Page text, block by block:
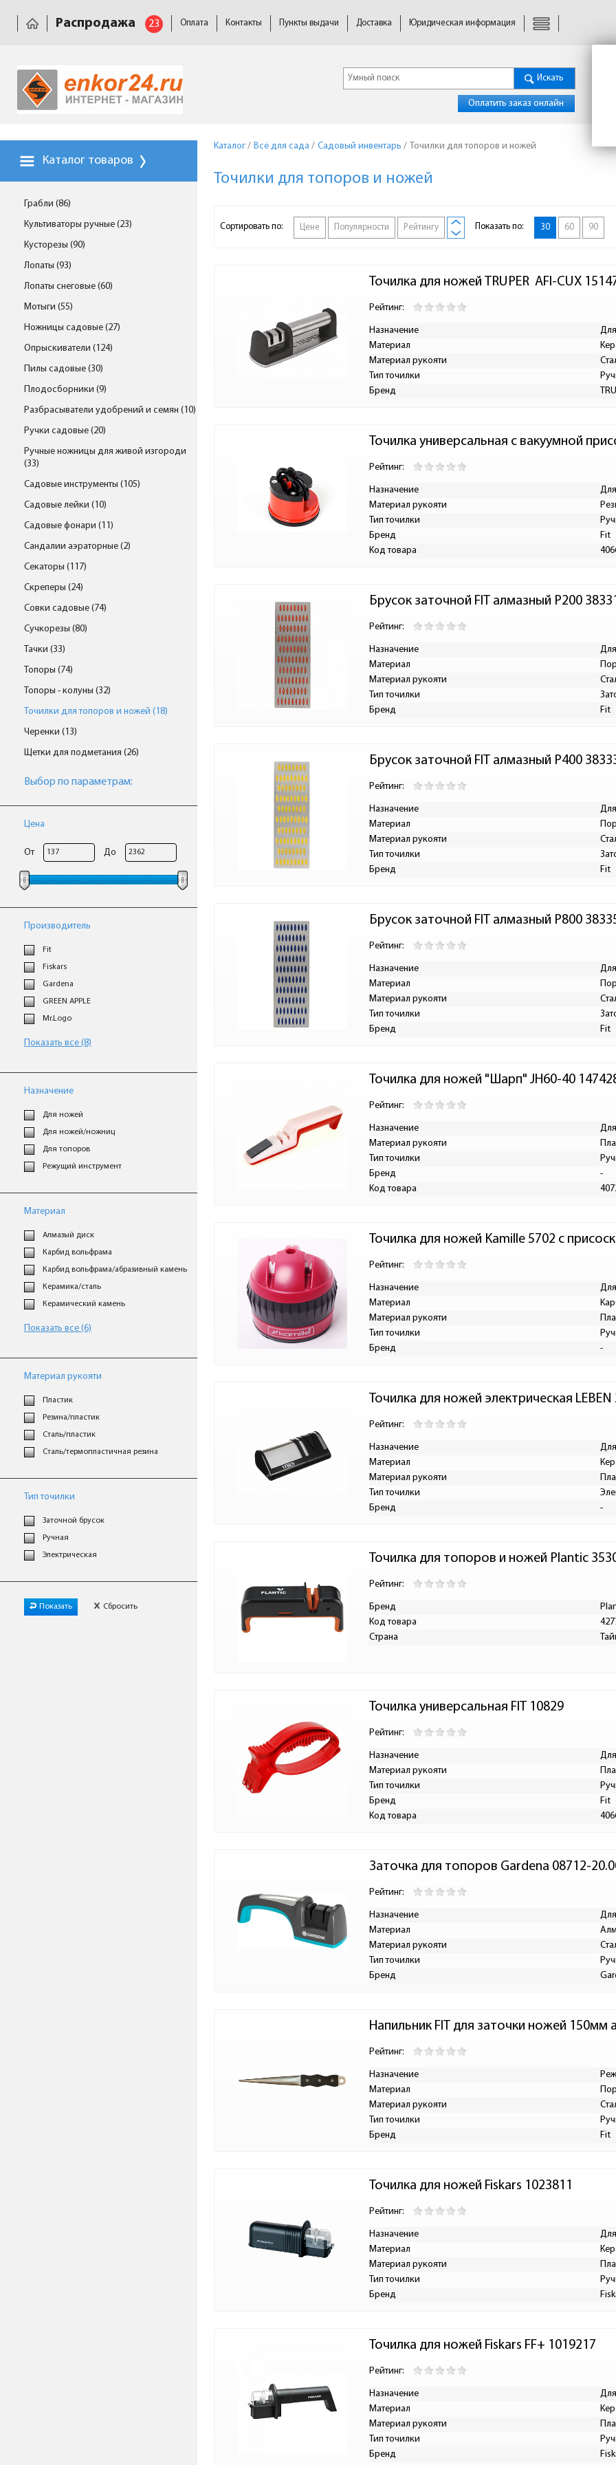
Распродажа 23 Оплата Контакты Пункты выдачи Доставка Юридическая информация
Искать
Оплатить заказ онлайн
Каталог товаров
Грабли (86)
Культиваторы ручные (23)
Кусторезы (90)
Лопаты (93)
Лопаты снеговые (60)
Мотыги (55)
Ножницы садовые (27)
Опрыскиватели (124)
Пилы садовые (30)
Плодосборники (9)
Разбрасыватели удобрений и семян (10)
Ручки садовые (20)
Ручные ножницы для живой изгороди
(33)
Садовые инструменты (105)
Садовые лейки (10)
Садовые фонари (11)
Сандалии аэраторные (2)
Секаторы (117)
Скреперы (24)
Совки садовые (74)
Сучкорезы (80)
Тачки (33)
Топоры (74)
Топоры - колуны (32)
Точилки для топоров и ножей (18)
Черенки (13)
Щетки для подметания (26)
Выбор по параметрам:
Цена
От До
Производитель
Fit
Fiskars
Gardena
GREEN APPLE
Mr.Logo
Показать все (8)
Назначение
Для ножей
Для ножей/ножниц
Для топоров
Режущий инструмент
Материал
Алмазый диск
Карбид вольфрама
Карбид вольфрама/абразивный камень
Керамика/сталь
Керамический камень
Показать все (6)
Материал рукояти
Пластик
Резина/пластик
Сталь/пластик
Сталь/термопластичная резина
Тип точилки
Заточной брусок
Ручная
Электрическая
Показать Сбросить
Каталог / Всё для сада / Садовый инвентарь / Точилки для топоров и ножей
Точилки для топоров и ножей
Сортировать по: Цене Популярности Рейтингу Показать по: 30 60 90
Точилка для ножей TRUPER  AFI-CUX
Рейтинг:
Назначение
Материал
Материал рукояти
Тип точилки
Бренд
Точилка универсальная с вакуумной
Рейтинг:
Назначение
Материал рукояти
Тип точилки
Бренд
Fit
Код товара
Брусок заточной FIT алмазный Р200
Рейтинг:
Назначение
Материал
Материал рукояти
Тип точилки
Бренд
Fit
Брусок заточной FIT алмазный Р400
Рейтинг:
Назначение
Материал
Материал рукояти
Тип точилки
Бренд
Fit
Брусок заточной FIT алмазный Р800
Рейтинг:
Назначение
Материал
Материал рукояти
Тип точилки
Бренд
Fit
Точилка для ножей "Шарп" JH60-40
Рейтинг:
Назначение
Материал рукояти
Тип точилки
Бренд
-
Код товара
Точилка для ножей Kamille 5702 с
Рейтинг:
Назначение
Материал
Материал рукояти
Тип точилки
Бренд
-
Точилка для ножей электрическая
Рейтинг:
Назначение
Материал
Материал рукояти
Тип точилки
Бренд
-
Точилка для топоров и ножей Plantic
Рейтинг:
Бренд
Код товара
Страна
Точилка универсальная FIT 10829
Рейтинг:
Назначение
Материал рукояти
Тип точилки
Бренд
Fit
Код товара
Заточка для топоров Gardena 08712-
Рейтинг:
Назначение
Материал
Материал рукояти
Тип точилки
Бренд
Напильник FIT для заточки ножей 150мм
Рейтинг:
Назначение
Материал
Материал рукояти
Тип точилки
Бренд
Fit
Точилка для ножей Fiskars 1023811
Рейтинг:
Назначение
Материал
Материал рукояти
Тип точилки
Бренд
Точилка для ножей Fiskars FF+ 1019217
Рейтинг:
Назначение
Материал
Материал рукояти
Тип точилки
Бренд